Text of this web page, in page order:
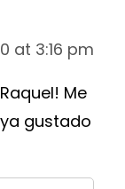
at 3:16 pm
Me
gustado